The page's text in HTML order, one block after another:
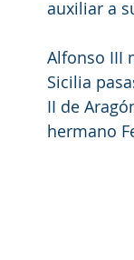
auxiliar a
Alfonso III
Sicilia
II de
hermano